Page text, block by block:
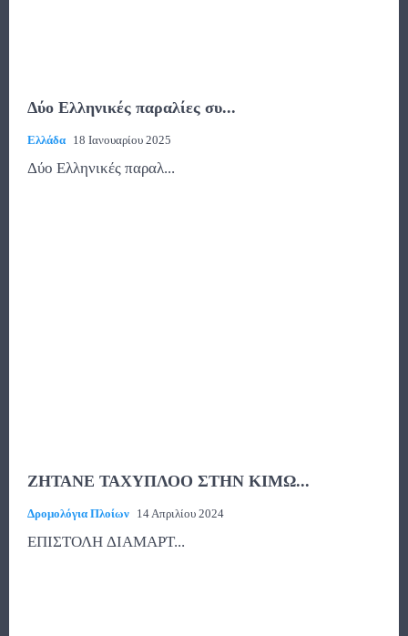
Δύο Ελληνικές παραλίες συ...
Ελλάδα 18 Ιανουαρίου 2025
Δύο Ελληνικές παραλ...
ΖΗΤΑΝΕ ΤΑΧΥΠΛΟΟ ΣΤΗΝ ΚΙΜΩ...
Δρομολόγια Πλοίων 14 Απριλίου 2024
ΕΠΙΣΤΟΛΗ ΔΙΑΜΑΡΤ...